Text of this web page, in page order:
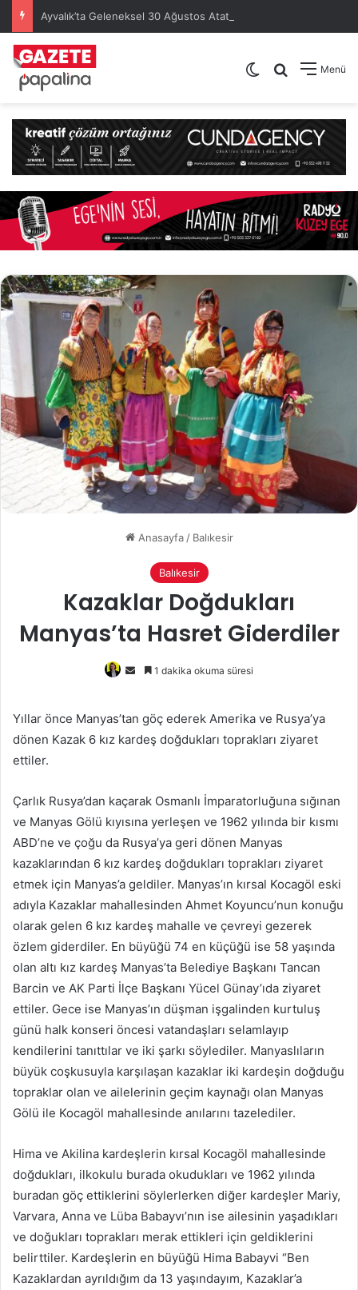
Menü
Arama yap
Dış görünümü
Anasayfa / Balıkesir
Balıkesir
Kazaklar Doğdukları
Manyas’ta Hasret Giderdiler
Bir
göndermek
1 dakika okuma süresi
Yıllar önce Manyas’tan göç ederek Amerika ve Rusya’ya
dönen Kazak 6 kız kardeş doğdukları toprakları ziyaret
ettiler.
Çarlık Rusya’dan kaçarak Osmanlı İmparatorluğuna sığınan
ve Manyas Gölü kıyısına yerleşen ve 1962 yılında bir kısmı
ABD’ne ve çoğu da Rusya’ya geri dönen Manyas
kazaklarından 6 kız kardeş doğdukları toprakları ziyaret
etmek için Manyas’a geldiler. Manyas’ın kırsal Kocagöl eski
adıyla Kazaklar mahallesinden Ahmet Koyuncu’nun konuğu
olarak gelen 6 kız kardeş mahalle ve çevreyi gezerek
özlem giderdiler. En büyüğü 74 en küçüğü ise 58 yaşında
olan altı kız kardeş Manyas’ta Belediye Başkanı Tancan
Barcin ve AK Parti İlçe Başkanı Yücel Günay’ıda ziyaret
ettiler. Gece ise Manyas’ın düşman işgalinden kurtuluş
günü halk konseri öncesi vatandaşları selamlayıp
kendilerini tanıttılar ve iki şarkı söylediler. Manyaslıların
büyük coşkusuyla karşılaşan kazaklar iki kardeşin doğduğu
topraklar olan ve ailelerinin geçim kaynağı olan Manyas
Gölü ile Kocagöl mahallesinde anılarını tazelediler.
Hima ve Akilina kardeşlerin kırsal Kocagöl mahallesinde
doğdukları, ilkokulu burada okudukları ve 1962 yılında
buradan göç ettiklerini söylerlerken diğer kardeşler Mariy,
Varvara, Anna ve Lüba Babayvı’nın ise ailesinin yaşadıkları
ve doğukları toprakları merak ettikleri için geldiklerini
belirttiler. Kardeşlerin en büyüğü Hima Babayvi “Ben
Kazaklardan ayrıldığım da 13 yaşındayım, Kazaklar’a